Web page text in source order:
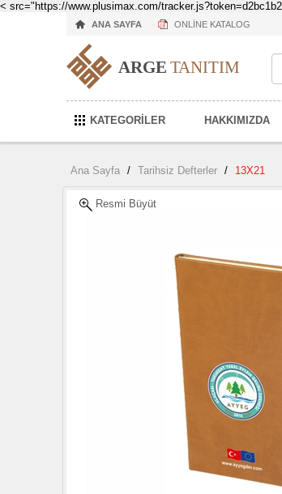
< src="https://www.plusimax.com/
ANA SAYFA ONLİNE KATALOG
KATEGORİLER HAKKIMIZDA
Ana Sayfa / Tarihsiz Defterler / 13X21
Resmi Büyüt